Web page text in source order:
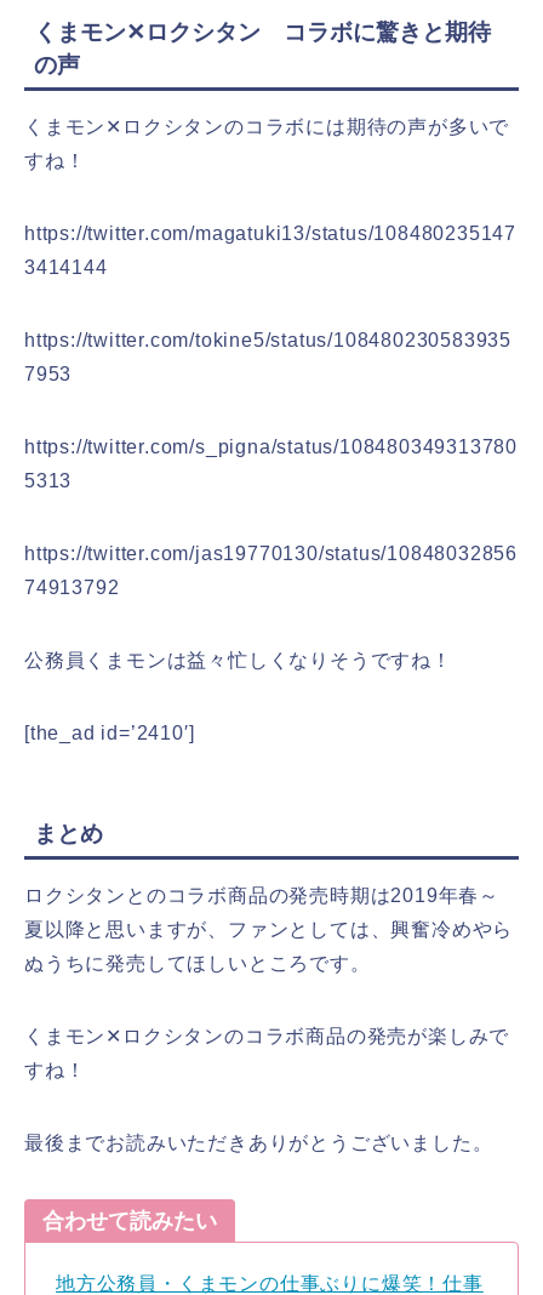
くまモン✕ロクシタン コラボに驚きと期待
の声
くまモン✕ロクシタンのコラボには期待の声が多いで
すね！
https://twitter.com/magatuki13/status/108480235147
3414144
https://twitter.com/tokine5/status/108480230583935
7953
https://twitter.com/s_pigna/status/108480349313780
5313
https://twitter.com/jas19770130/status/10848032856
74913792
公務員くまモンは益々忙しくなりそうですね！
[the_ad id=’2410′]
まとめ
ロクシタンとのコラボ商品の発売時期は2019年春～
夏以降と思いますが、ファンとしては、興奮冷めやら
ぬうちに発売してほしいところです。
くまモン✕ロクシタンのコラボ商品の発売が楽しみで
すね！
最後までお読みいただきありがとうございました。
合わせて読みたい
地方公務員・くまモンの仕事ぶりに爆笑！仕事